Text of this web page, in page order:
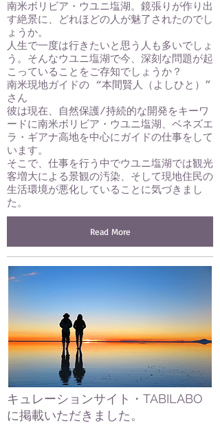
南米ボリビア・ウユニ塩湖。鏡張りが作り出
す絶景に、どれほどの人が魅了されたのでし
ょうか。
人生で一度は行きたいと思う人も多いでしょ
う。そんなウユニ塩湖で今、深刻な問題が起
こっていることをご存知でしょうか？
南米現地ガイドの “本間賢人（よしひと）”
さん
彼は現在、自然保護/持続的な開発をキーワ
ードに南米ボリビア・ウユニ塩湖、ベネズエ
ラ・ギアナ高地を中心にガイドの仕事をして
います。
そこで、仕事を行う中でウユニ塩湖では観光
客増大による景観の汚染、そして現地住民の
生活環境が悪化していることに気づきまし
た。
Read More
キュレーションサイト・TABILABO
に掲載いただきました。